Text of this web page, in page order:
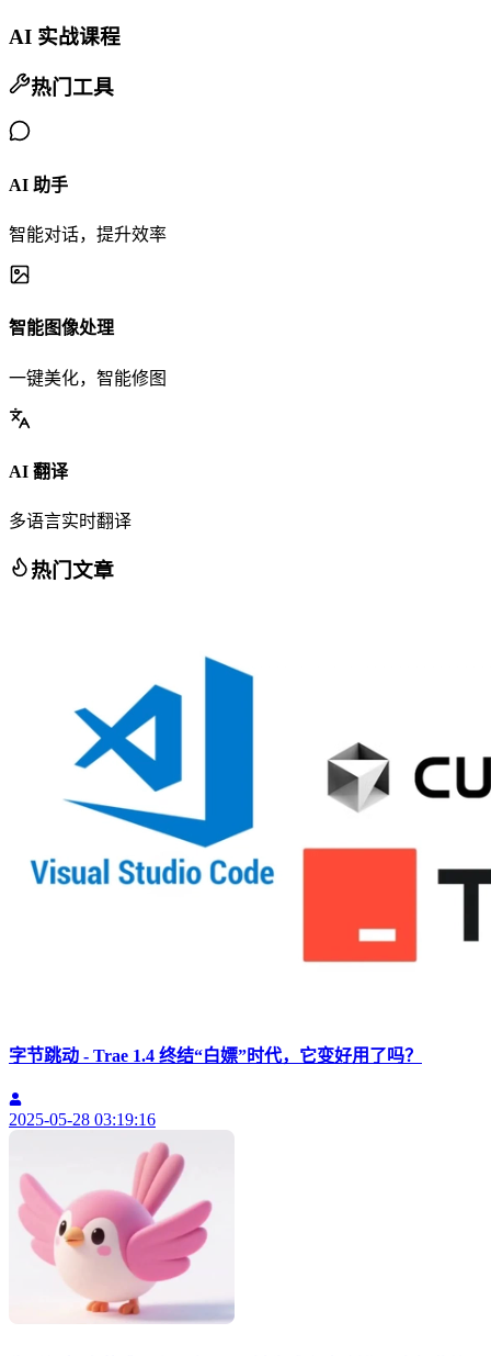
AI 实战课程
热门工具
AI 助手
智能对话，提升效率
智能图像处理
一键美化，智能修图
AI 翻译
多语言实时翻译
热门文章
字节跳动 - Trae 1.4 终结“白嫖”时代，它变好用了吗？
2025-05-28 03:19:16